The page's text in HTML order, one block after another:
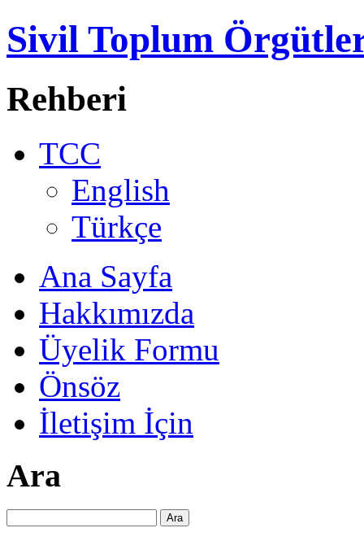
Sivil Toplum
Rehberi
TCC
English
Türkçe
Ana Sayfa
Hakkımızda
Üyelik Formu
Önsöz
İletişim İçin
Ara